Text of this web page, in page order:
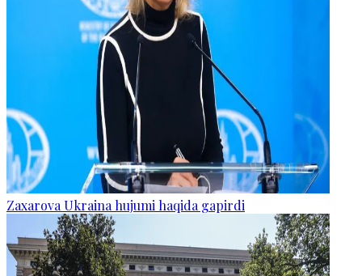
Zaxarova Ukraina hujumi haqida gapirdi